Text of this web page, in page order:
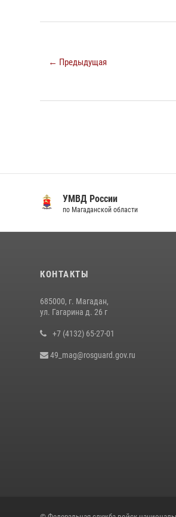
← Предыдущая
УМВД России
по Магаданской области
КОНТАКТЫ
685000, г. Магадан,
ул. Гагарина д. 26 г
+7 (4132) 65-27-01
49_mag@rosguard.gov.ru